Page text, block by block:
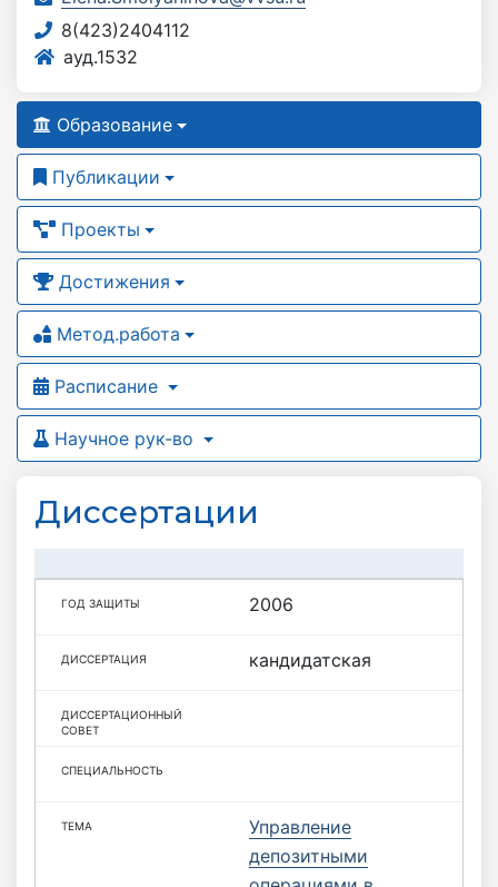
8(423)2404112
ауд.1532
Образование
Публикации
Проекты
Достижения
Метод.работа
Расписание
Научное рук-во
Диссертации
2006
кандидатская
Управление
депозитными